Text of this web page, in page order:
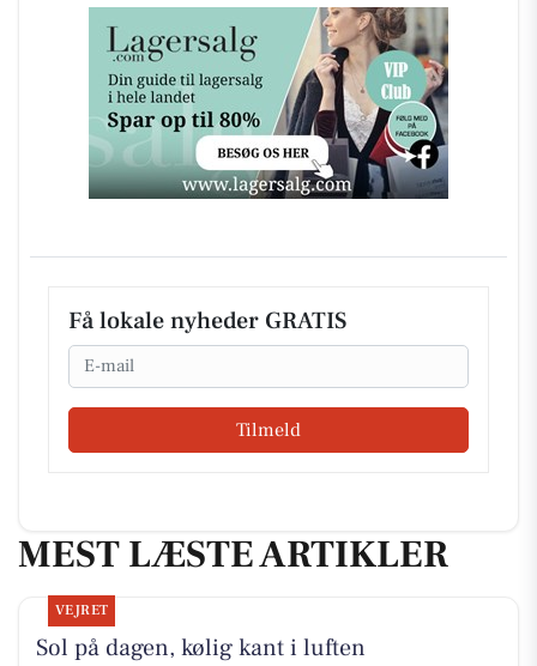
Få lokale nyheder GRATIS
Email
Tilmeld
MEST LÆSTE ARTIKLER
VEJRET
Sol på dagen, kølig kant i luften